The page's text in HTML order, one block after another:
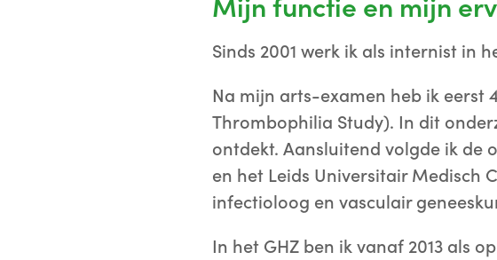
Mijn functie en mijn
Sinds 2001 werk ik als internist in
Na mijn arts-examen heb ik eerst
Thrombophilia Study). In dit
ontdekt. Aansluitend volgde ik de
en het Leids Universitair Medisch
infectioloog en vasculair
In het GHZ ben ik vanaf 2013 als